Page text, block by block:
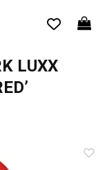
LUXX